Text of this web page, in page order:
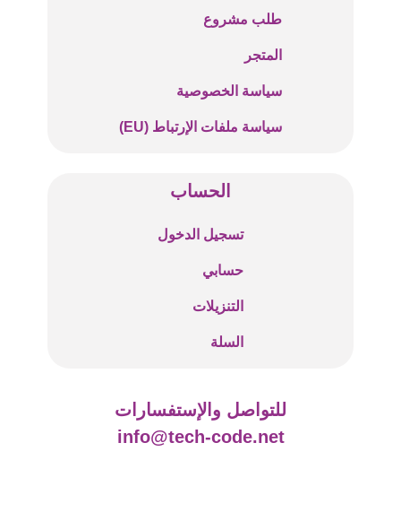
طلب مشروع
المتجر
سياسة الخصوصية
سياسة ملفات الإرتباط (EU)
الحساب
تسجيل الدخول
حسابي
التنزيلات
السلة
للتواصل والإستفسارات
info@tech-code.net